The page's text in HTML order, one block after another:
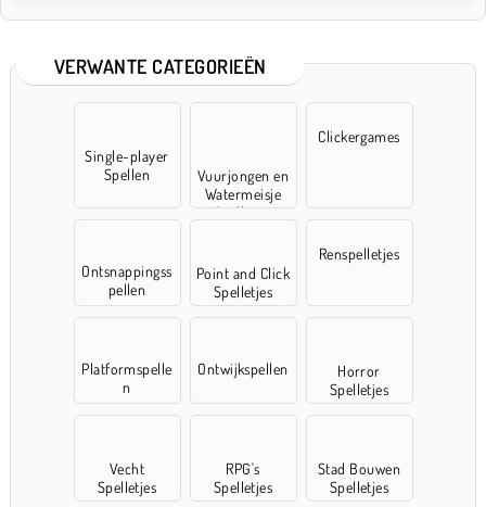
VERWANTE CATEGORIEËN
Single-player
Spellen
Vuurjongen en
Watermeisje
Spelletjes
Clickergames
Ontsnappingss
pellen
Point and Click
Spelletjes
Renspelletjes
Platformspelle
n
Ontwijkspellen
Horror
Spelletjes
Vecht
Spelletjes
RPG's
Spelletjes
Stad Bouwen
Spelletjes